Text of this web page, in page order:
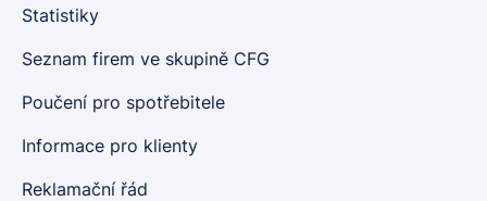
Statistiky
Seznam firem ve skupině CFG
Poučení pro spotřebitele
Informace pro klienty
Reklamační řád